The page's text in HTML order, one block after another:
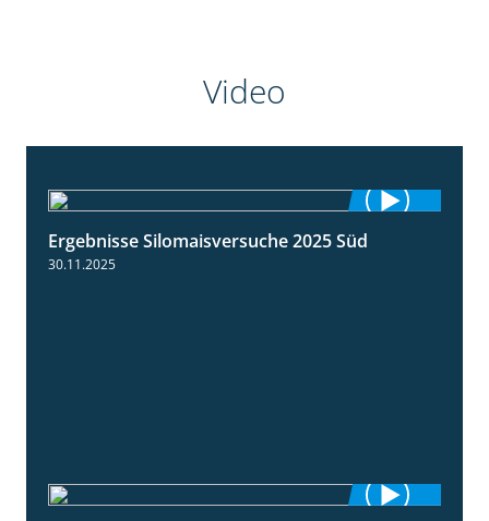
Video
Ergebnisse Silomaisversuche 2025 Süd
30.11.2025